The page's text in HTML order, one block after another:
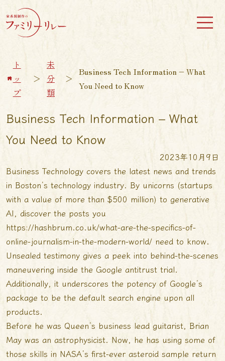
ト
ッ
プ
＞
未
分
類
＞
Business Tech Information – What
You Need to Know
Business Tech Information – What
You Need to Know
2023年10月9日
Business Technology covers the latest news and trends
in Boston’s technology industry. By unicorns (startups
with a value of more than $500 million) to generative
AI, discover the posts you
https://hashbrum.co.uk/what-are-the-specifics-of-
online-journalism-in-the-modern-world/ need to know.
Unsealed testimony gives a peek into behind-the-scenes
maneuvering inside the Google antitrust trial.
Additionally, it underscores the potency of Google’s
package to be the default search engine upon all
products.
Before he was Queen’s business lead guitarist, Brian
May was an astrophysicist. Now, he has using some of
those skills in NASA’s first-ever asteroid sample return